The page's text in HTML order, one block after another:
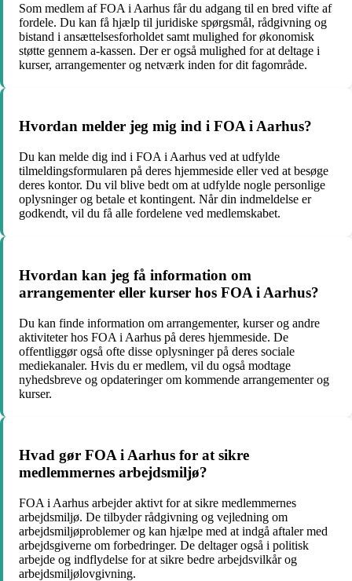
Som medlem af FOA i Aarhus får du adgang til en bred vifte af
fordele. Du kan få hjælp til juridiske spørgsmål, rådgivning og
bistand i ansættelsesforholdet samt mulighed for økonomisk
støtte gennem a-kassen. Der er også mulighed for at deltage i
kurser, arrangementer og netværk inden for dit fagområde.
Hvordan melder jeg mig ind i FOA i Aarhus?
Du kan melde dig ind i FOA i Aarhus ved at udfylde
tilmeldingsformularen på deres hjemmeside eller ved at besøge
deres kontor. Du vil blive bedt om at udfylde nogle personlige
oplysninger og betale et kontingent. Når din indmeldelse er
godkendt, vil du få alle fordelene ved medlemskabet.
Hvordan kan jeg få information om
arrangementer eller kurser hos FOA i Aarhus?
Du kan finde information om arrangementer, kurser og andre
aktiviteter hos FOA i Aarhus på deres hjemmeside. De
offentliggør også ofte disse oplysninger på deres sociale
mediekanaler. Hvis du er medlem, vil du også modtage
nyhedsbreve og opdateringer om kommende arrangementer og
kurser.
Hvad gør FOA i Aarhus for at sikre
medlemmernes arbejdsmiljø?
FOA i Aarhus arbejder aktivt for at sikre medlemmernes
arbejdsmiljø. De tilbyder rådgivning og vejledning om
arbejdsmiljøproblemer og kan hjælpe med at indgå aftaler med
arbejdsgiverne om forbedringer. De deltager også i politisk
arbejde og indflydelse for at sikre bedre arbejdsvilkår og
arbejdsmiljølovgivning.